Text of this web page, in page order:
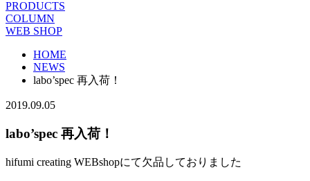
PRODUCTS
COLUMN
WEB SHOP
HOME
NEWS
labo’spec 再入荷！
2019.09.05
labo’spec 再入荷！
hifumi creating WEBshopにて欠品しておりました